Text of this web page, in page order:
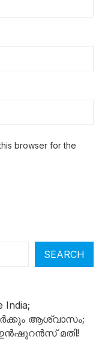
browser for the
SEARCH
India;
ആശ്വാസം;
ഇൻഷുറൻസ് മതി!